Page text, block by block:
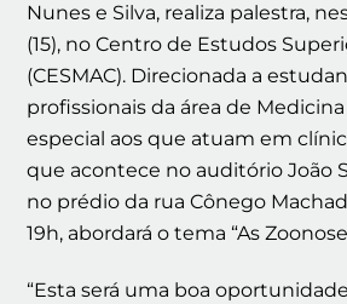
Nunes e Silva, realiza palestra,
(15), no Centro de Estudos
(CESMAC). Direcionada a
profissionais da área de
especial aos que atuam em
que acontece no auditório João
no prédio da rua Cônego
19h, abordará o tema “As
“Esta será uma boa